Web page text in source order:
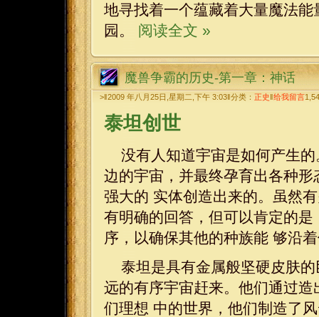
地寻找着一个蕴藏着大量魔法
园。 阅读全文 »
魔兽争霸的历史-第一章：神话
>‖2009 年八月25日,星期二,下午 3:03‖分类： 正史‖给我留言
泰坦创世
没有人知道宇宙是如何产生
边的宇宙，并最终孕育出各种
强大的 实体创造出来的。虽然
有明确的回答，但可以肯定的
序，以确保其他的种族能 够沿
泰坦是具有金属般坚硬皮肤
远的有序宇宙赶来。他们通过
们理想 中的世界，他们制造了